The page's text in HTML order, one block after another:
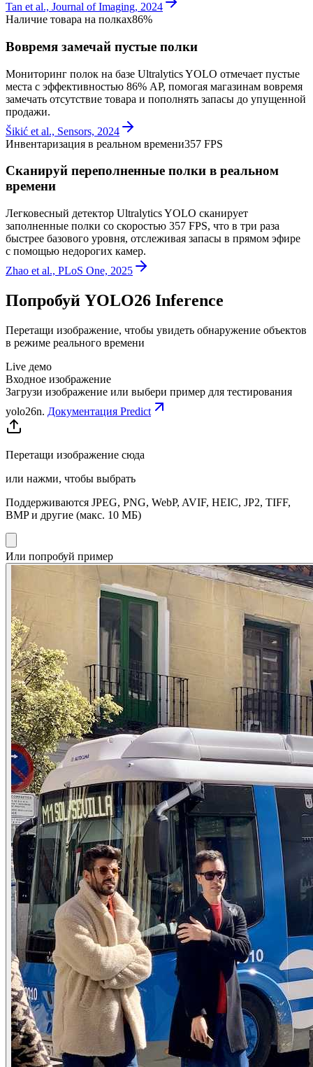
Tan et al., Journal of Imaging, 2024
Наличие товара на полках86%
Вовремя замечай пустые полки
Мониторинг полок на базе Ultralytics YOLO отмечает пустые
места с эффективностью 86% AP, помогая магазинам вовремя
замечать отсутствие товара и пополнять запасы до упущенной
продажи.
Šikić et al., Sensors, 2024
Инвентаризация в реальном времени357 FPS
Сканируй переполненные полки в реальном
времени
Легковесный детектор Ultralytics YOLO сканирует
заполненные полки со скоростью 357 FPS, что в три раза
быстрее базового уровня, отслеживая запасы в прямом эфире
с помощью недорогих камер.
Zhao et al., PLoS One, 2025
Попробуй YOLO26 Inference
Перетащи изображение, чтобы увидеть обнаружение объектов
в режиме реального времени
Live демо
Входное изображение
Загрузи изображение или выбери пример для тестирования
yolo26n. Документация Predict
Перетащи изображение сюда
или нажми, чтобы выбрать
Поддерживаются JPEG, PNG, WebP, AVIF, HEIC, JP2, TIFF,
BMP и другие (макс. 10 МБ)
Или попробуй пример